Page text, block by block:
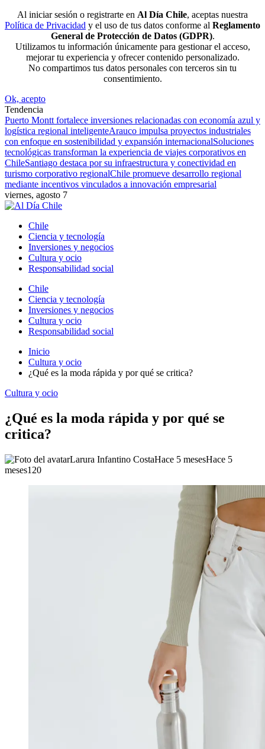
Al iniciar sesión o registrarte en Al Día Chile, aceptas nuestra
Política de Privacidad y el uso de tus datos conforme al Reglamento
General de Protección de Datos (GDPR).
Utilizamos tu información únicamente para gestionar el acceso,
mejorar tu experiencia y ofrecer contenido personalizado.
No compartimos tus datos personales con terceros sin tu
consentimiento.
Ok, acepto
Tendencia
Puerto Montt fortalece inversiones relacionadas con economía azul y
logística regional inteligenteArauco impulsa proyectos industriales
con enfoque en sostenibilidad y expansión internacionalSoluciones
tecnológicas transforman la experiencia de viajes corporativos en
ChileSantiago destaca por su infraestructura y conectividad en
turismo corporativo regionalChile promueve desarrollo regional
mediante incentivos vinculados a innovación empresarial
viernes, agosto 7
Chile
Ciencia y tecnología
Inversiones y negocios
Cultura y ocio
Responsabilidad social
Chile
Ciencia y tecnología
Inversiones y negocios
Cultura y ocio
Responsabilidad social
Inicio
Cultura y ocio
¿Qué es la moda rápida y por qué se critica?
Cultura y ocio
¿Qué es la moda rápida y por qué se
critica?
Larura Infantino CostaHace 5 mesesHace 5
meses120